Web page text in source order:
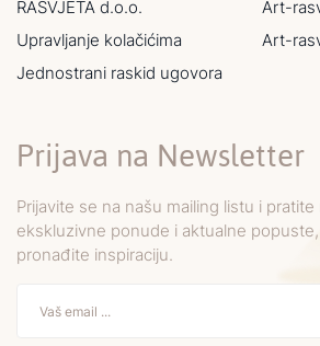
RASVJETA d.o.o.
Upravljanje kolačićima
Jednostrani raskid ugovora
Art-
Art-
Prijava na Newsletter
Prijavite se na našu mailing listu i
ekskluzivne ponude i aktualne
pronađite inspiraciju.